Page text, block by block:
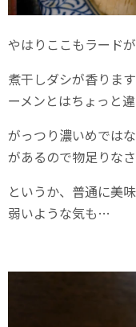
やはりここもラードが
煮干しダシが香りま
ーメンとはちょっと違
がっつり濃いめでは
があるので物足りな
というか、普通に美
弱いような気も…